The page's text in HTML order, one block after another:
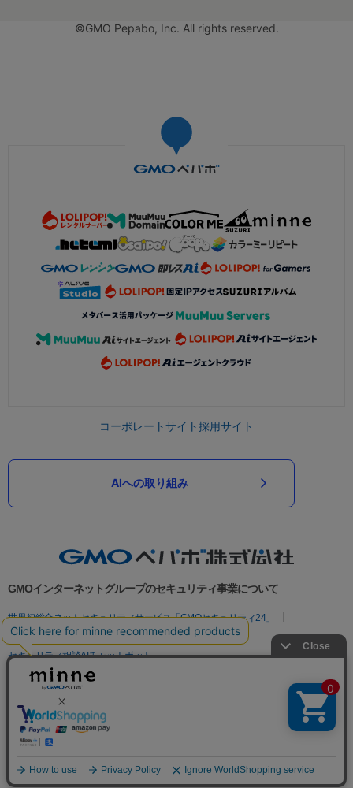
©GMO Pepabo, Inc. All rights reserved.
コーポレートサイト採用サイト
AIへの取り組み
GMOインターネットグループのセキュリティ事業について
世界初総合ネットセキュリティサービス「GMOセキュリティ24」
パスワード漏洩診断
Webサイトリスク診断
セキュリティ相談AIチャットボット
実在証明・盗聴対策
サイバー攻撃対策（GMO Flatt Security）
セキュリティ事業の軌跡